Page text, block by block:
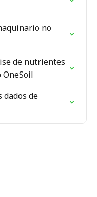
no
de nutrientes
dados de